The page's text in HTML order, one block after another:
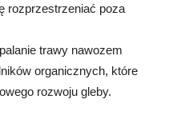
rozprzestrzeniać poza
trawy nawozem
organicznych, które
rozwoju gleby.